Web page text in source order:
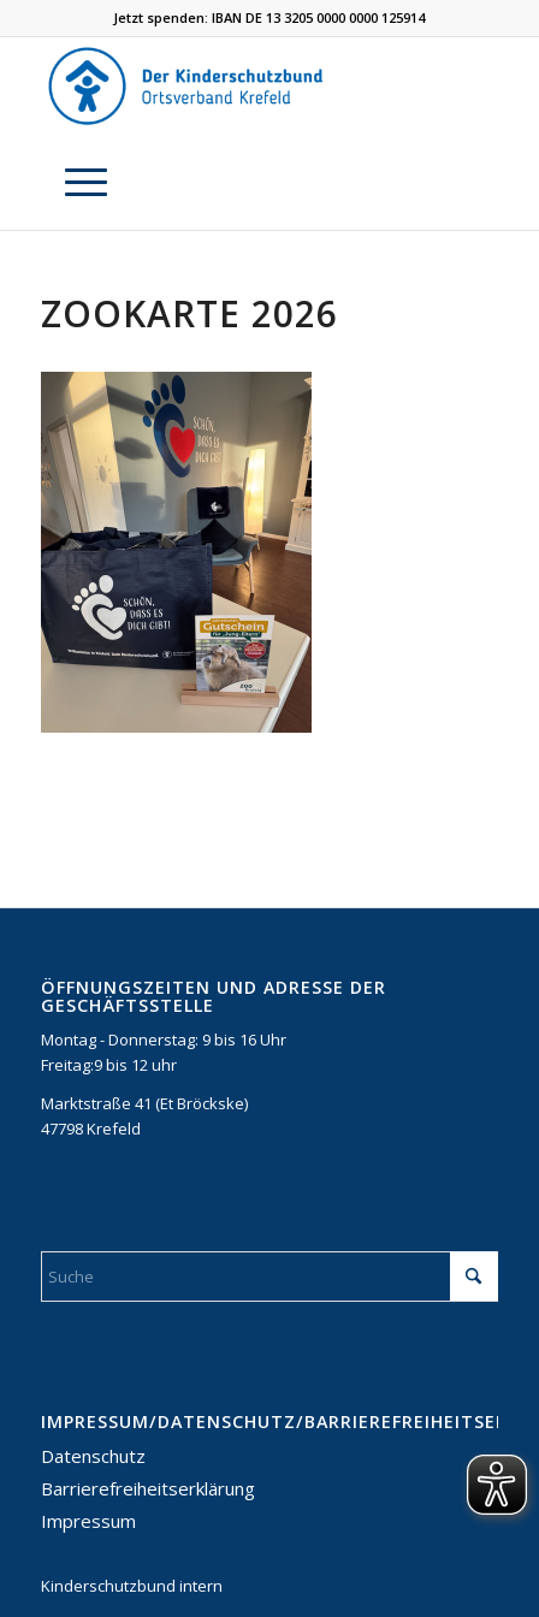
Jetzt spenden: IBAN DE 13 3205 0000 0000 125914
ZOOKARTE 2026
ÖFFNUNGSZEITEN UND ADRESSE DER
GESCHÄFTSSTELLE
Montag - Donnerstag: 9 bis 16 Uhr
Freitag:9 bis 12 uhr
Marktstraße 41 (Et Bröckske)
47798 Krefeld
IMPRESSUM/DATENSCHUTZ/
Datenschutz
Barrierefreiheitserklärung
Impressum
Kinderschutzbund intern